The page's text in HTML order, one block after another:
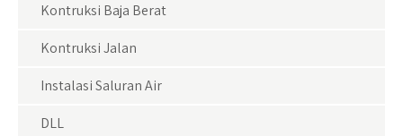
Kontruksi Baja Berat
Kontruksi Jalan
Instalasi Saluran Air
DLL